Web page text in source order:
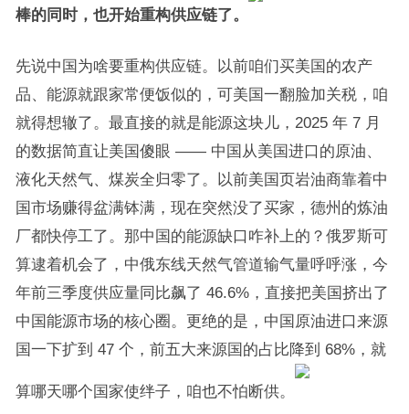
棒的同时，也开始重构供应链了。
先说中国为啥要重构供应链。以前咱们买美国的农产
品、能源就跟家常便饭似的，可美国一翻脸加关税，咱
就得想辙了。最直接的就是能源这块儿，2025 年 7 月
的数据简直让美国傻眼 —— 中国从美国进口的原油、
液化天然气、煤炭全归零了。以前美国页岩油商靠着中
国市场赚得盆满钵满，现在突然没了买家，德州的炼油
厂都快停工了。那中国的能源缺口咋补上的？俄罗斯可
算逮着机会了，中俄东线天然气管道输气量呼呼涨，今
年前三季度供应量同比飙了 46.6%，直接把美国挤出了
中国能源市场的核心圈。更绝的是，中国原油进口来源
国一下扩到 47 个，前五大来源国的占比降到 68%，就
算哪天哪个国家使绊子，咱也不怕断供。